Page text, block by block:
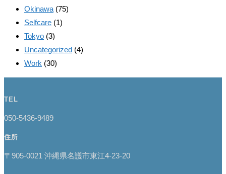
Okinawa (75)
Selfcare (1)
Tokyo (3)
Uncategorized (4)
Work (30)
TEL
050-5436-9489
住所
〒905-0021 沖縄県名護市東江4-23-20